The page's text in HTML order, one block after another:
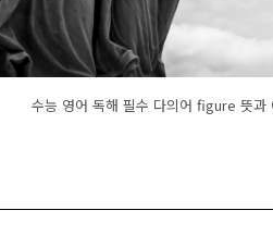
수능 영어 독해 필수 다의어 figure 뜻과